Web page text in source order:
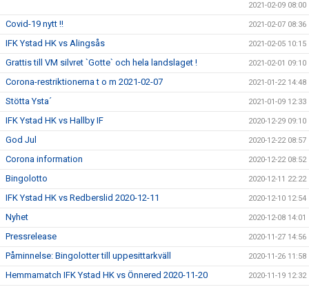
2021-02-09 08:00
Covid-19 nytt !! 2021-02-07 08:36
IFK Ystad HK vs Alingsås 2021-02-05 10:15
Grattis till VM silvret `Gotte` och hela landslaget ! 2021-02-01 09:10
Corona-restriktionerna t o m 2021-02-07 2021-01-22 14:48
Stötta Ysta´ 2021-01-09 12:33
IFK Ystad HK vs Hallby IF 2020-12-29 09:10
God Jul 2020-12-22 08:57
Corona information 2020-12-22 08:52
Bingolotto 2020-12-11 22:22
IFK Ystad HK vs Redberslid 2020-12-11 2020-12-10 12:54
Nyhet 2020-12-08 14:01
Pressrelease 2020-11-27 14:56
Påminnelse: Bingolotter till uppesittarkväll 2020-11-26 11:58
Hemmamatch IFK Ystad HK vs Önnered 2020-11-20 2020-11-19 12:32